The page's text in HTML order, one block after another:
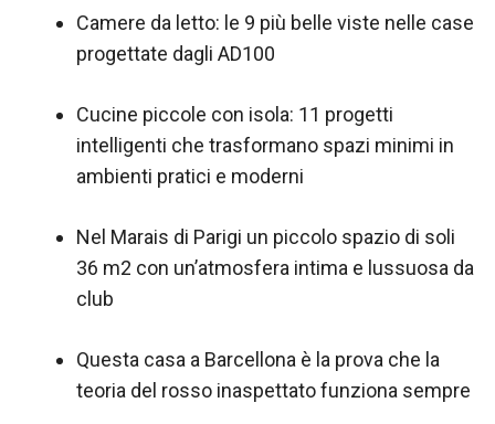
Camere da letto: le 9 più belle viste nelle case
progettate dagli AD100
Cucine piccole con isola: 11 progetti
intelligenti che trasformano spazi minimi in
ambienti pratici e moderni
Nel Marais di Parigi un piccolo spazio di soli
36 m2 con un’atmosfera intima e lussuosa da
club
Questa casa a Barcellona è la prova che la
teoria del rosso inaspettato funziona sempre